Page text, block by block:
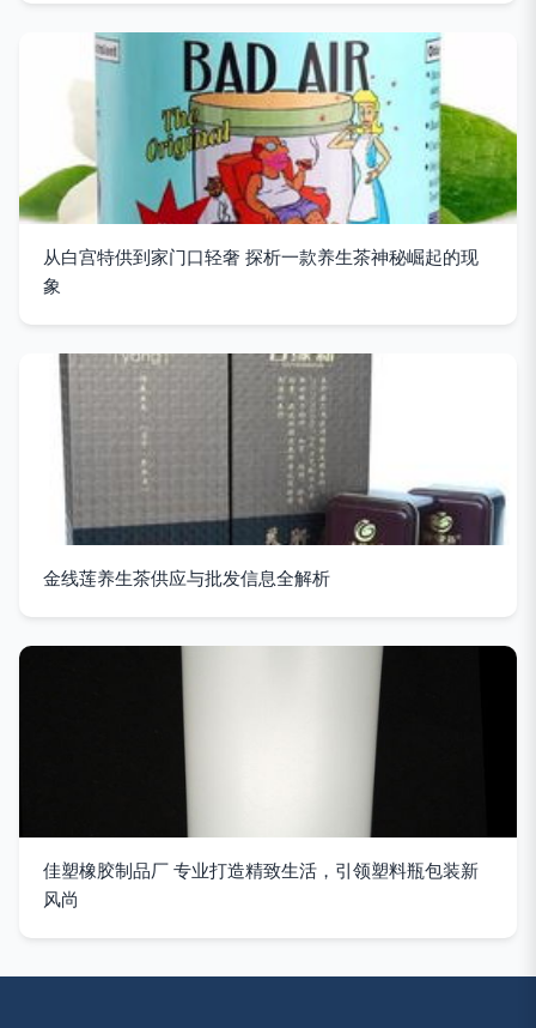
从白宫特供到家门口轻奢 探析一款养生茶神秘崛起的现
象
金线莲养生茶供应与批发信息全解析
佳塑橡胶制品厂 专业打造精致生活，引领塑料瓶包装新
风尚